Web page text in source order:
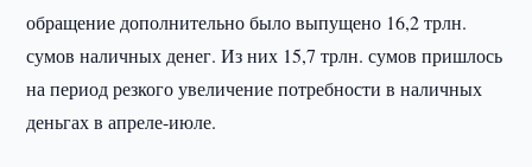
обращение дополнительно было выпущено 16,2 трлн.
сумов наличных денег. Из них 15,7 трлн. сумов пришлось
на период резкого увеличение потребности в наличных
деньгах в апреле-июле.